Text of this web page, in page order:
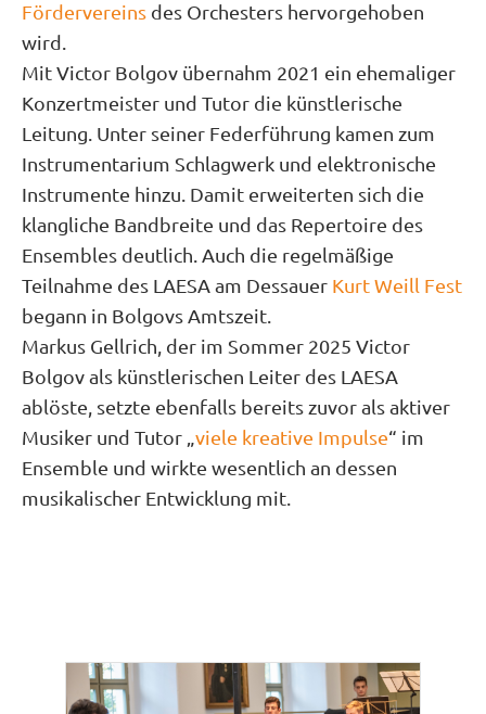
Fördervereins des Orchesters hervorgehoben
wird.
Mit Victor Bolgov übernahm 2021 ein ehemaliger
Konzertmeister und Tutor die künstlerische
Leitung. Unter seiner Federführung kamen zum
Instrumentarium Schlagwerk und elektronische
Instrumente hinzu. Damit erweiterten sich die
klangliche Bandbreite und das Repertoire des
Ensembles deutlich. Auch die regelmäßige
Teilnahme des LAESA am Dessauer Kurt Weill Fest
begann in Bolgovs Amtszeit.
Markus Gellrich, der im Sommer 2025 Victor
Bolgov als künstlerischen Leiter des LAESA
ablöste, setzte ebenfalls bereits zuvor als aktiver
Musiker und Tutor „ viele kreative Impulse“ im
Ensemble und wirkte wesentlich an dessen
musikalischer Entwicklung mit.